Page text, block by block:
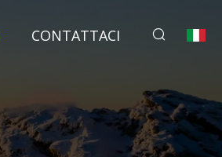
CONTATTACI